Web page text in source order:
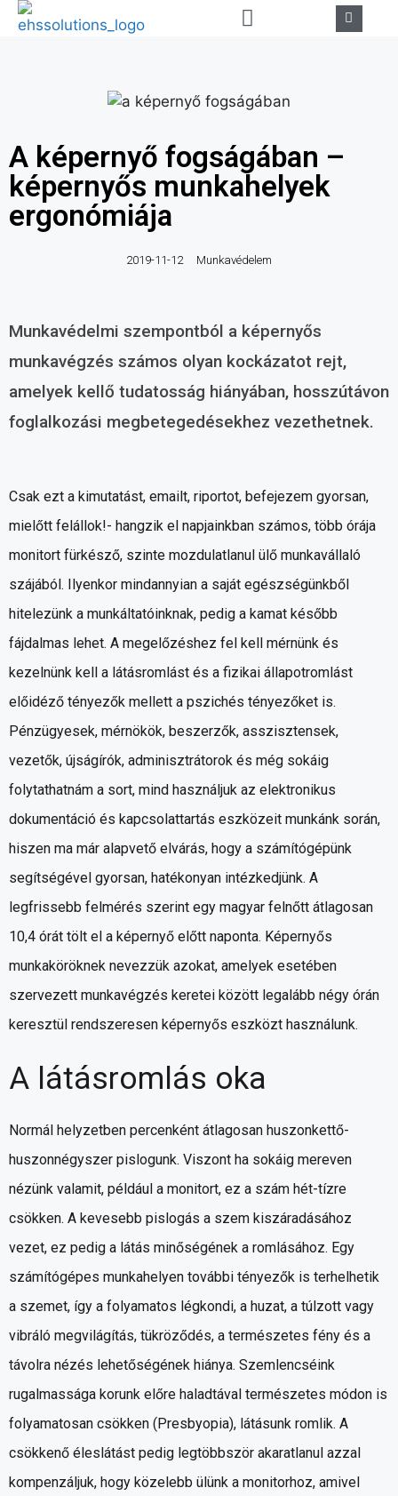
A képernyő fogságában –
képernyős munkahelyek
ergonómiája
2019-11-12 Munkavédelem
Munkavédelmi szempontból a képernyős
munkavégzés számos olyan kockázatot rejt,
amelyek kellő tudatosság hiányában, hosszútávon
foglalkozási megbetegedésekhez vezethetnek.
Csak ezt a kimutatást, emailt, riportot, befejezem gyorsan,
mielőtt felállok!- hangzik el napjainkban számos, több órája
monitort fürkésző, szinte mozdulatlanul ülő munkavállaló
szájából. Ilyenkor mindannyian a saját egészségünkből
hitelezünk a munkáltatóinknak, pedig a kamat később
fájdalmas lehet. A megelőzéshez fel kell mérnünk és
kezelnünk kell a látásromlást és a fizikai állapotromlást
előidéző tényezők mellett a pszichés tényezőket is.
Pénzügyesek, mérnökök, beszerzők, asszisztensek,
vezetők, újságírók, adminisztrátorok és még sokáig
folytathatnám a sort, mind használjuk az elektronikus
dokumentáció és kapcsolattartás eszközeit munkánk során,
hiszen ma már alapvető elvárás, hogy a számítógépünk
segítségével gyorsan, hatékonyan intézkedjünk. A
legfrissebb felmérés szerint egy magyar felnőtt átlagosan
10,4 órát tölt el a képernyő előtt naponta. Képernyős
munkaköröknek nevezzük azokat, amelyek esetében
szervezett munkavégzés keretei között legalább négy órán
keresztül rendszeresen képernyős eszközt használunk.
A látásromlás oka
Normál helyzetben percenként átlagosan huszonkettő-
huszonnégyszer pislogunk. Viszont ha sokáig mereven
nézünk valamit, például a monitort, ez a szám hét-tízre
csökken. A kevesebb pislogás a szem kiszáradásához
vezet, ez pedig a látás minőségének a romlásához. Egy
számítógépes munkahelyen további tényezők is terhelhetik
a szemet, így a folyamatos légkondi, a huzat, a túlzott vagy
vibráló megvilágítás, tükröződés, a természetes fény és a
távolra nézés lehetőségének hiánya. Szemlencséink
rugalmassága korunk előre haladtával természetes módon is
folyamatosan csökken (Presbyopia), látásunk romlik. A
csökkenő éleslátást pedig legtöbbször akaratlanul azzal
kompenzáljuk, hogy közelebb ülünk a monitorhoz, amivel